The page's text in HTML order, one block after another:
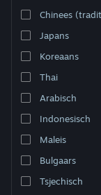
Taal wijzigen
Download de
Desktopwebsite
Chinees
Japans
Koreaans
Thai
Arabisch
Indonesisch
Maleis
Bulgaars
Tsjechisch
0 resultaten komen
uitgesloten op basis